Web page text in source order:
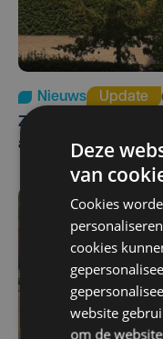
Nieuws Update
Zwaar ongeval op
afgeslotenDeze
van
Cookies
cookies
website
om de